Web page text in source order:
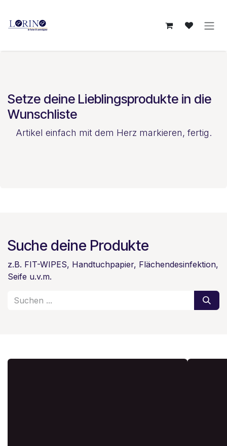
Setze deine Lieblingsprodukte in die
Wunschliste
Artikel einfach mit dem Herz markieren, fertig.
Suche deine Produkte
z.B. FIT-WIPES, Handtuchpapier, Flächendesinfektion,
Seife u.v.m.